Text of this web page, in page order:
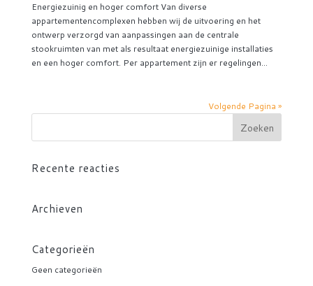
Energiezuinig en hoger comfort Van diverse
appartementencomplexen hebben wij de uitvoering en het
ontwerp verzorgd van aanpassingen aan de centrale
stookruimten van met als resultaat energiezuinige installaties
en een hoger comfort. Per appartement zijn er regelingen...
Volgende Pagina »
Recente reacties
Archieven
Categorieën
Geen categorieën